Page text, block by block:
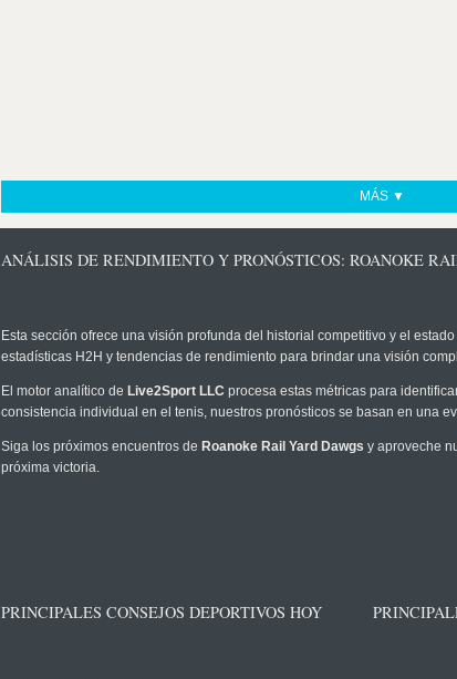
MÁS ▼
ANÁLISIS DE RENDIMIENTO Y PRONÓSTICOS: ROANOKE
Esta sección ofrece una visión profunda del historial competitivo y el
estadísticas H2H y tendencias de rendimiento para brindar una visión
El motor analítico de Live2Sport LLC procesa estas métricas para
consistencia individual en el tenis, nuestros pronósticos se basan en una
Siga los próximos encuentros de Roanoke Rail Yard Dawgs y aproveche
próxima victoria.
PRINCIPALES CONSEJOS DEPORTIVOS HOY